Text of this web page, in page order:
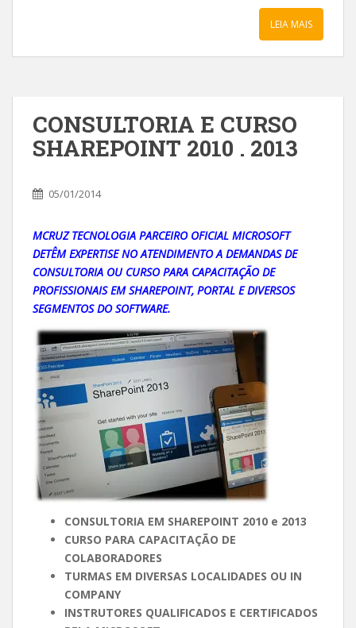
LEIA MAIS
CONSULTORIA E CURSO
SHAREPOINT 2010 . 2013
05/01/2014
MCRUZ TECNOLOGIA PARCEIRO OFICIAL MICROSOFT
DETÊM EXPERTISE NO ATENDIMENTO A DEMANDAS DE
CONSULTORIA OU CURSO PARA CAPACITAÇÃO DE
PROFISSIONAIS EM SHAREPOINT, PORTAL E DIVERSOS
SEGMENTOS DO SOFTWARE.
CONSULTORIA EM SHAREPOINT 2010 e 2013
CURSO PARA CAPACITAÇÃO DE
COLABORADORES
TURMAS EM DIVERSAS LOCALIDADES OU IN
COMPANY
INSTRUTORES QUALIFICADOS E CERTIFICADOS